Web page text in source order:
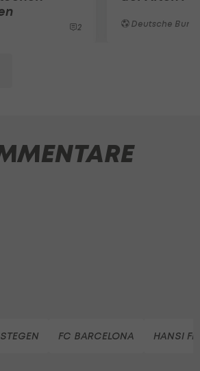
2 Deutsche
FC BARCELONA HANSI